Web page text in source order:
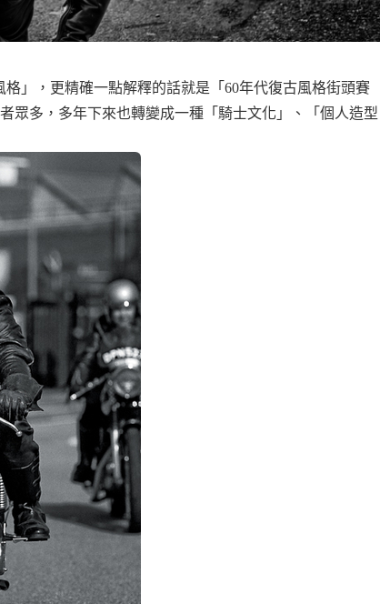
」，更精確一點解釋的話就是「60年代復古風格街頭賽
眾多，多年下來也轉變成一種「騎士文化」、「個人造型